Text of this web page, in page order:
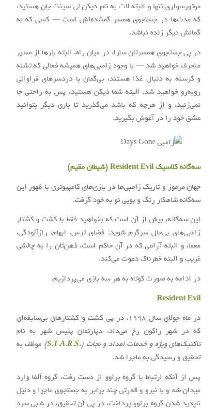
موتور‌سواری تنها و البته لات به نام دیکن لی سینت جان هستید،
که مدت‌ها در جستجوی همسر گمشده‌اش است — کسی که به
گمانش دیگر زنده نباشد.
در پی جستجوی همسرتان سارا، در میان راه، البته بارها از مسیر
منحرف خواهید شد — با وجود زامبی‌های همیشه فعالی که تشنه
و گرسنه به دنبال غذا هستند، بی‌گمان با دردسرهای فراوانی
روبه‌رو خواهید شد. البته شما دیکن هستید، پس به راحتی جا
نمی‌زنید، و از هرچه که باشد می‌گذرید تا باری دیگر بتوانید
عشق خود را در آغوش بگیرید.
سه‌گانه کلاسیک Resident Evil (شیطان مقیم)
جهان مرموز و تاریک زامبی‌ها در بازی‌های کامپیوتری با ظهور این
سه‌گانه شاهکار رنگ و بویی نو به خود گرفت.
این سه‌گانه، بیش از آن است که بخواهید فقط با کشت و کشتار
زامبی‌های بی‌حال سرگرم شوید; فضای ترس، ابهام، رازآلودگی،
معما، و البته آرامی که در آن حاکم است، ذهن‌تان را به چالشی
غریب و البته خطرناک دعوت می‌کند.
در ادامه به صورت کوتاه به هر سه بازی می‌پردازیم.
Resident Evil
در ماه جولای سال ۱۹۹۸، در پی کشت و کشتارهای بی‌سابقه‌ای
که در شهر راکون رخ می‌داد، دپارتمان پلیس شهر به نام
تاکتیک‌های ویژه و خدمات امداد و نجات (.S.T.A.R.S
) موظف به
تحقیق و رسیدگی به ماجرا شد.
پس از آنکه ارتباط با گروه براوو از دست رفت، گروه آلفا وارد
میدان شد و با نیرو و قدرتی چند برابر به جستجوی ماجرا و دلیل
ناپدید شدن گروه براوو پرداخت. در پی آن تحقیق، در شبی سرد